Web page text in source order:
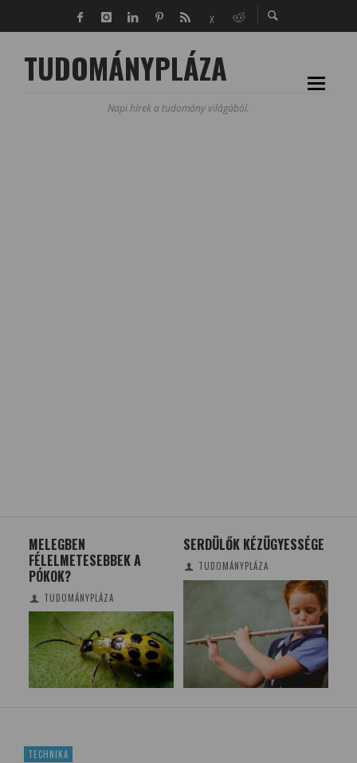
TUDOMÁNYPLÁZA
Napi hírek a tudomány világából.
SERDÜLŐK KÉZÜGYESSÉGE
TUDOMÁNYPLÁZA
HATÉKONYABB ‘ZÖLD’
HIDROGÉN-ELEKTROLÍZIS
TUDOMÁNYPLÁZA
TECHNIKA